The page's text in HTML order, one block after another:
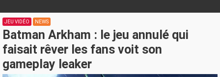
JEU VIDÉO NEWS
Batman Arkham : le jeu annulé qui
faisait rêver les fans voit son
gameplay leaker